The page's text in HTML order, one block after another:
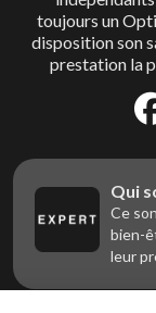
toujours un
disposition son
prestation la
Qui
Ce
bien-
leur